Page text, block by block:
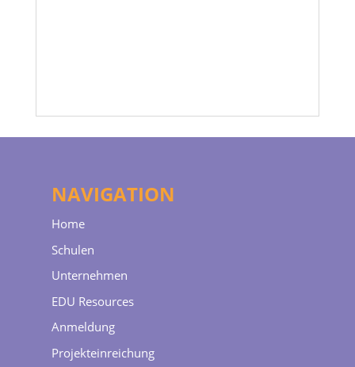
NAVIGATION
Home
Schulen
Unternehmen
EDU Resources
Anmeldung
Projekteinreichung